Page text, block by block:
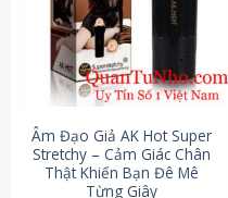
Âm Đạo Giả AK Hot Super
Stretchy – Cảm Giác Chân
Thật Khiến Bạn Đê Mê
Từng Giây